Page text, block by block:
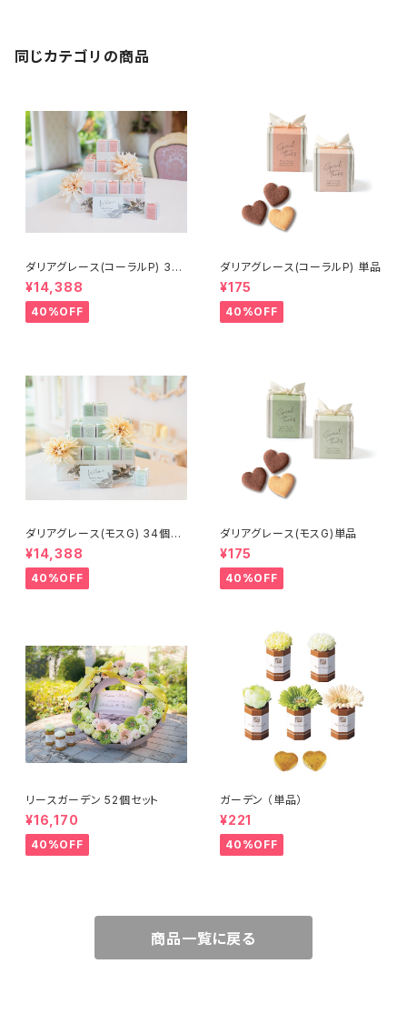
同じカテゴリの商品
ダリアグレース(コーラルP) 34
個セット
¥14,388
40%OFF
ダリアグレース(コーラルP) 単品
¥175
40%OFF
ダリアグレース(モスG) 34個セ
ット
¥14,388
40%OFF
ダリアグレース(モスG)単品
¥175
40%OFF
リースガーデン 52個セット
¥16,170
40%OFF
ガーデン （単品）
¥221
40%OFF
商品一覧に戻る